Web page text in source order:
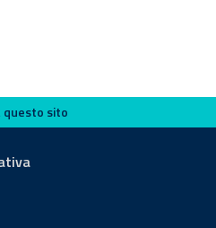
questo sito